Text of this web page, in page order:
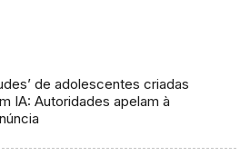
de adolescentes criadas
IA: Autoridades apelam à